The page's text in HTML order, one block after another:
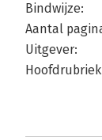
Bindwijze:
Aantal
Uitgever: